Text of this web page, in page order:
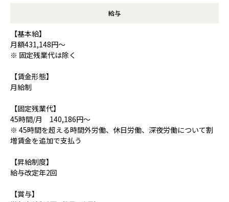
給与
【基本給】
月額431,148円～
※ 固定残業代は除く
【賃金形態】
月給制
【固定残業代】
45時間/月 140,186円～
※ 45時間を超える時間外労働、休日労働、深夜労働について割
増賃金を追加で支払う
【昇給制度】
給与改定年2回
【賞与】